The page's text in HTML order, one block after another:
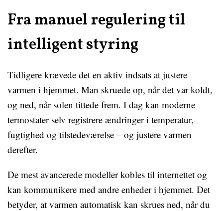
Fra manuel regulering til
intelligent styring
Tidligere krævede det en aktiv indsats at justere
varmen i hjemmet. Man skruede op, når det var koldt,
og ned, når solen tittede frem. I dag kan moderne
termostater selv registrere ændringer i temperatur,
fugtighed og tilstedeværelse – og justere varmen
derefter.
De mest avancerede modeller kobles til internettet og
kan kommunikere med andre enheder i hjemmet. Det
betyder, at varmen automatisk kan skrues ned, når du